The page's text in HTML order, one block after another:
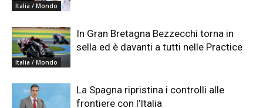
Italia / Mondo
Italia / Mondo
In Gran Bretagna Bezzecchi torna in
sella ed è davanti a tutti nelle Practice
La Spagna ripristina i controlli alle
frontiere con l’Italia